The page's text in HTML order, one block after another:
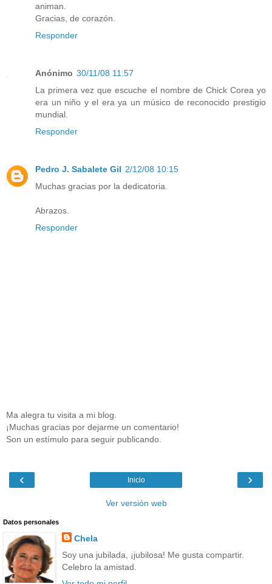
animan.
Gracias, de corazón.
Responder
Anónimo 30/11/08 11:57
La primera vez que escuche el nombre de Chick Corea yo
era un niño y el era ya un músico de reconocido prestigio
mundial.
Responder
Pedro J. Sabalete Gil 2/12/08 10:15
Muchas gracias por la dedicatoria.
Abrazos.
Responder
Ma alegra tu visita a mi blog.
¡Muchas gracias por dejarme un comentario!
Son un estímulo para seguir publicando.
‹ ›
Inicio
Ver versión web
Datos personales
Chela
Soy una jubilada, ¡jubilosa! Me gusta compartir.
Celebro la amistad.